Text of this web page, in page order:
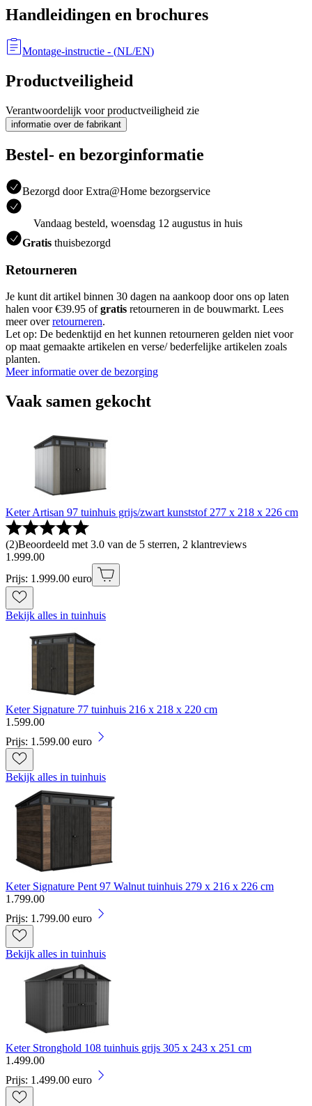
Handleidingen en brochures
Montage-instructie - (NL/EN)
Productveiligheid
Verantwoordelijk voor productveiligheid zie
informatie over de fabrikant
Bestel- en bezorginformatie
Bezorgd door Extra@Home bezorgservice
Vandaag besteld, woensdag 12 augustus in huis
Gratis thuisbezorgd
Retourneren
Je kunt dit artikel binnen 30 dagen na aankoop door ons op laten
halen voor €39.95 ofgratis retourneren in de bouwmarkt. Lees
meer overretourneren.
Let op: De bedenktijd en het kunnen retourneren gelden niet voor
op maat gemaakte artikelen en verse/ bederfelijke artikelen zoals
planten.
Meer informatie over de bezorging
Vaak samen gekocht
Keter Artisan 97 tuinhuis grijs/zwart kunststof 277 x 218 x 226 cm
(2)Beoordeeld met 3.0 van de 5 sterren, 2 klantreviews
1 .999.00
Prijs: 1.999.00 euro
Bekijk alles in tuinhuis
Keter Signature 77 tuinhuis 216 x 218 x 220 cm
1 .599.00
Prijs: 1.599.00 euro
Bekijk alles in tuinhuis
Keter Signature Pent 97 Walnut tuinhuis 279 x 216 x 226 cm
1 .799.00
Prijs: 1.799.00 euro
Bekijk alles in tuinhuis
Keter Stronghold 108 tuinhuis grijs 305 x 243 x 251 cm
1 .499.00
Prijs: 1.499.00 euro